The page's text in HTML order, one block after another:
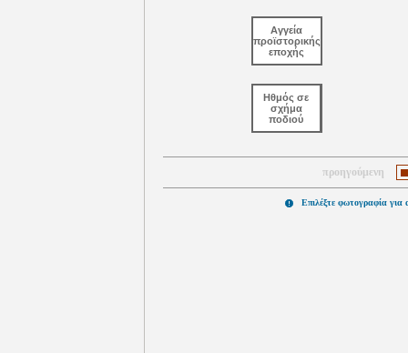
Αγγεία
προϊστορικής
εποχής
Ηθμός σε
σχήμα
ποδιού
προηγούμενη
Επιλέξτε φωτογραφία για